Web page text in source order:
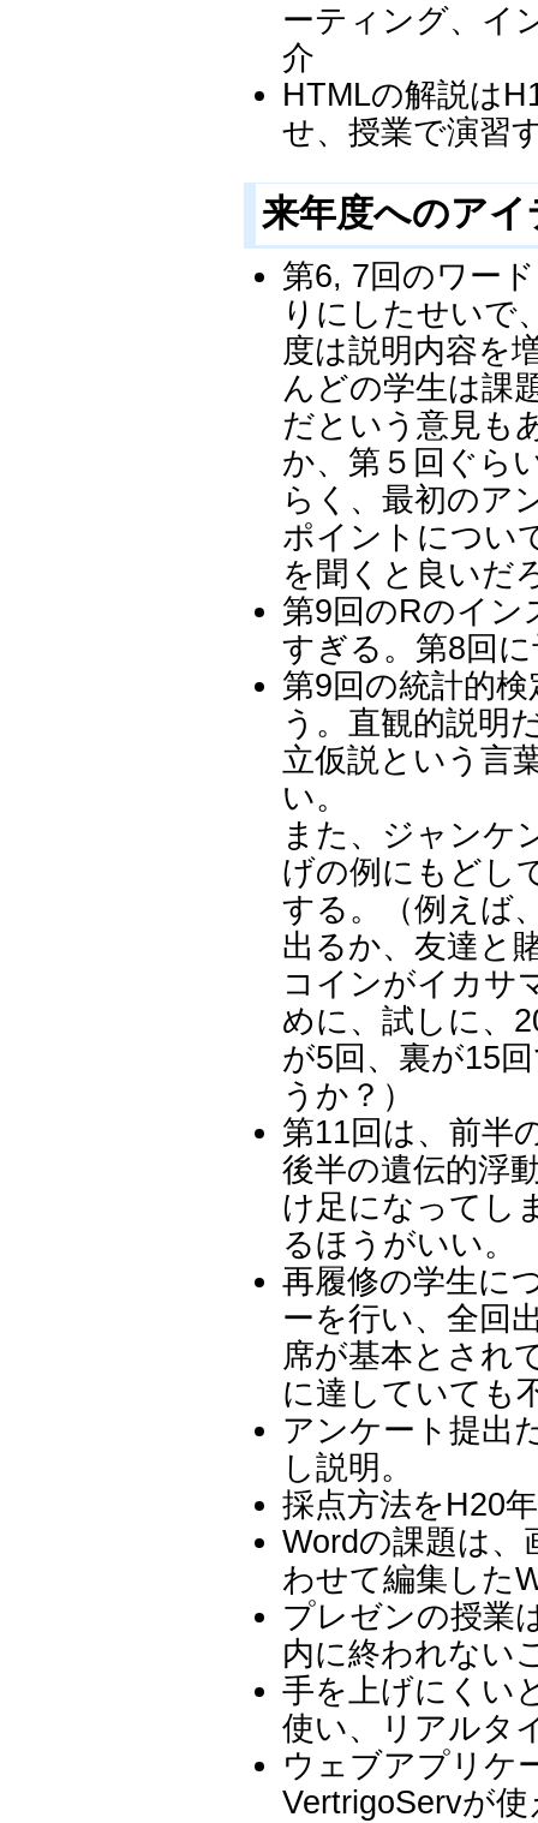
ーティング、イ
介
HTMLの解説は
せ、授業で演習
来年度へのア
第6, 7回のワー
りにしたせいで
度は説明内容を
んどの学生は課
だという意見も
か、第５回ぐら
らく、最初のア
ポイントについ
を聞くと良いだ
第9回のRのイン
すぎる。第8回
第9回の統計的
う。直観的説明
立仮説という言
い。
また、ジャンケ
げの例にもどし
する。（例えば
出るか、友達と
コインがイカサ
めに、試しに、
が5回、裏が15
うか？）
第11回は、前半
後半の遺伝的浮
け足になってし
るほうがいい。
再履修の学生に
ーを行い、全回
席が基本とされ
に達していても
アンケート提出
し説明。
採点方法をH20
Wordの課題は、
わせて編集した
プレゼンの授業
内に終われない
手を上げにくい
使い、リアルタ
ウェブアプリ
VertrigoServが